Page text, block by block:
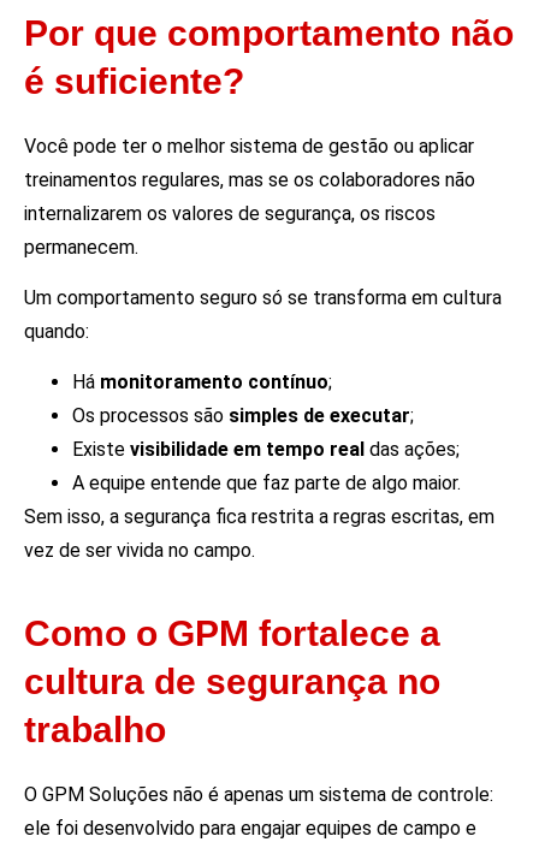
Por que comportamento não
é suficiente?
Você pode ter o melhor sistema de gestão ou aplicar
treinamentos regulares, mas se os colaboradores não
internalizarem os valores de segurança, os riscos
permanecem.
Um comportamento seguro só se transforma em cultura
quando:
Há monitoramento contínuo;
Os processos são simples de executar;
Existe visibilidade em tempo real das ações;
A equipe entende que faz parte de algo maior.
Sem isso, a segurança fica restrita a regras escritas, em
vez de ser vivida no campo.
Como o GPM fortalece a
cultura de segurança no
trabalho
O GPM Soluções não é apenas um sistema de controle:
ele foi desenvolvido para engajar equipes de campo e